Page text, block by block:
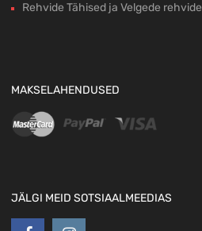
Rehvide Tähised ja Velgede
MAKSELAHENDUSED
JÄLGI MEID SOTSIAALMEEDIAS